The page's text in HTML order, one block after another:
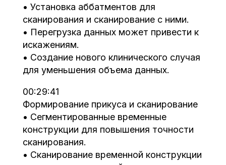
• Установка аббатментов для
сканирования и сканирование с ними.
• Перегрузка данных может привести к
искажениям.
• Создание нового клинического случая
для уменьшения объема данных.
00:29:41
Формирование прикуса и сканирование
• Сегментированные временные
конструкции для повышения точности
сканирования.
• Сканирование временной конструкции